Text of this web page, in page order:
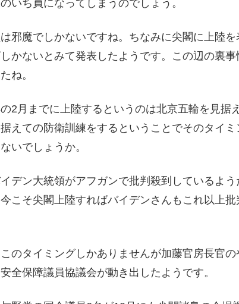
いち員になってしまうのでしょう。
邪魔でしかないですね。ちなみに尖閣に上陸
かないとみて発表したようです。この辺の裏
ね。
2月までに上陸するというのは北京五輪を見据
えての防衛訓練をするということでそのタイ
いでしょうか。
デン大統領がアフガンで批判殺到しているよ
こそ尖閣上陸すればバイデンさんもこれ以上
このタイミングしかありませんが加藤官房長官
全保障議員協議会が動き出したようです。